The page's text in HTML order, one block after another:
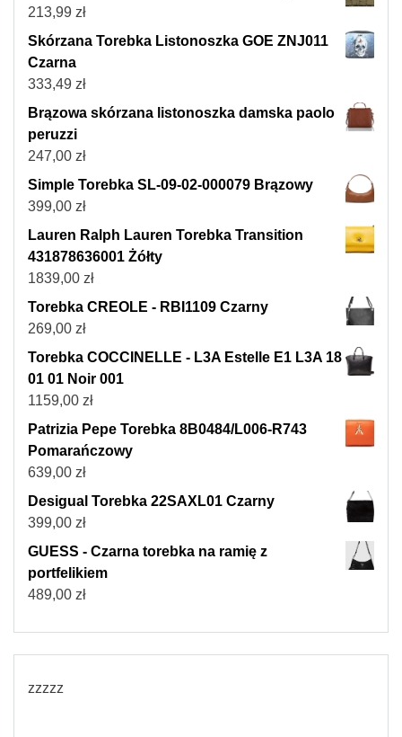
213,99 zł
Skórzana Torebka Listonoszka GOE ZNJ011
Czarna
333,49 zł
Brązowa skórzana listonoszka damska paolo
peruzzi
247,00 zł
Simple Torebka SL-09-02-000079 Brązowy
399,00 zł
Lauren Ralph Lauren Torebka Transition
431878636001 Żółty
1839,00 zł
Torebka CREOLE - RBI1109 Czarny
269,00 zł
Torebka COCCINELLE - L3A Estelle E1 L3A 18
01 01 Noir 001
1159,00 zł
Patrizia Pepe Torebka 8B0484/L006-R743
Pomarańczowy
639,00 zł
Desigual Torebka 22SAXL01 Czarny
399,00 zł
GUESS - Czarna torebka na ramię z
portfelikiem
489,00 zł
zzzzz